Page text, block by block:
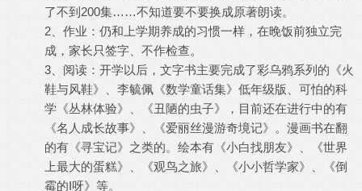
了不到200集……不知道要不要换成原著朗读。
2、作业：仍和上学期养成的习惯一样，在晚饭前独立完
成，家长只签字、不作检查。
3、阅读：开学以后，文字书主要完成了彩乌鸦系列的《火
鞋与风鞋》、李毓佩《数学童话集》低年级版、可怕的科
学《丛林体验》、《丑陋的虫子》，目前还在进行中的有
《名人成长故事》、《爱丽丝漫游奇境记》。漫画书在翻
的有《寻宝记》之类的。绘本有《小白找朋友》、《世界
上最大的蛋糕》、《观鸟之旅》、《小小哲学家》、《倒
霉的I呀》等。